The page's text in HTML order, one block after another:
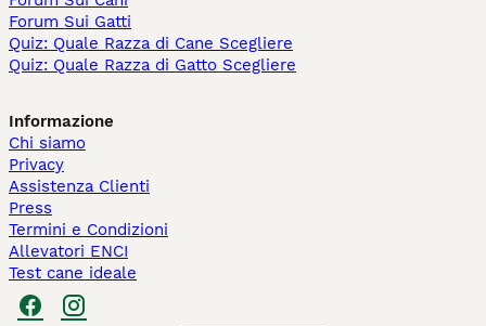
Forum Sui Gatti
Quiz: Quale Razza di Cane Scegliere
Quiz: Quale Razza di Gatto Scegliere
Informazione
Chi siamo
Privacy
Assistenza Clienti
Press
Termini e Condizioni
Allevatori ENCI
Test cane ideale